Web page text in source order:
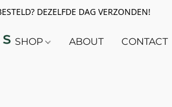
DEZELFDE DAG VERZONDEN!
SHOP ABOUT CONTACT